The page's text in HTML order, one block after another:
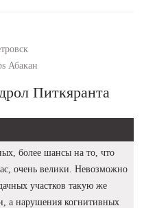
Абакан
Питкяранта
более шансы на то, что
очень велики. Невозможно
участков такую же
а нарушения когнитивных